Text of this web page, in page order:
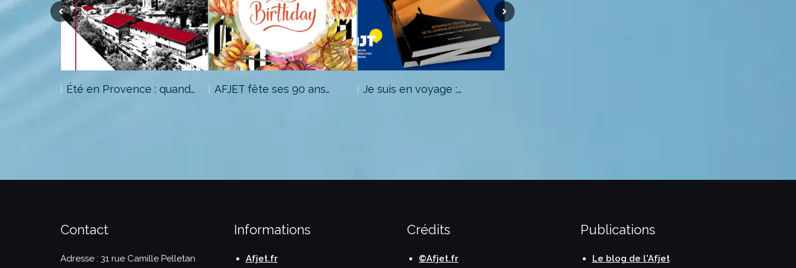
Été en Provence : quand… AFJET fête ses 90 ans… Je suis en voyage :…
Contact
Adresse : 31 rue Camille Pelletan
Informations
Afjet.fr
Crédits
©Afjet.fr
Publications
Le blog de l'Afjet